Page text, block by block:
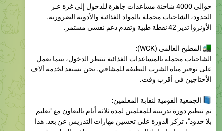
الأونروا تدير 42 نقطة طبية وتقدم دعم نفسي مستمر.
المطبخ العالمي (WCK):
على توفير مياه الشرب النظيفة للمشافي. نحن نستعد لخدمة آلاف
الأحتاجين في أقرب وقت.
الجمعية القومية لنقابة المعلمين:
بلا حدود"، تركز الدورة على تحسين مهارات التدريس عن بعد. هذا
ضروري لضمان ان اطفال غزة مستمرون في تلقي التعليم رغم
الظروف.